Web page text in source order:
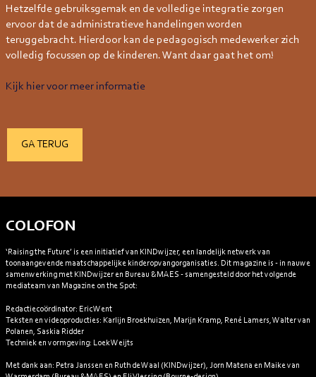
Hetzelfde gebruiksgemak en de volledige integratie zorgen
ervoor dat de administratieve handelingen worden
teruggebracht. Hierdoor kan de pedagogisch medewerker zich
volledig focussen op de kinderen. Want daar gaat het om!
Kijk hier voor meer informatie
GA TERUG
COLOFON
‘Raising the Future’ is een initiatief van KINDwijzer, een landelijk netwerk van
toonaangevende maatschappelijke kinderopvangorganisaties. Dit magazine is - in nauwe
samenwerking met KINDwijzer en Bureau &MAES - samengesteld door het volgende
mediateam van Magazine on the Spot:
Redactiecoördinator: Eric Went
Teksten en videoproducties: Karlijn Broekhuizen, Marijn Kramp, René Lamers, Walter van
Polanen, Saskia Ridder
Techniek en vormgeving: Loek Weijts
Met dank aan: Petra Janssen en Ruth de Waal (KINDwijzer), Jorn Matena en Maike van